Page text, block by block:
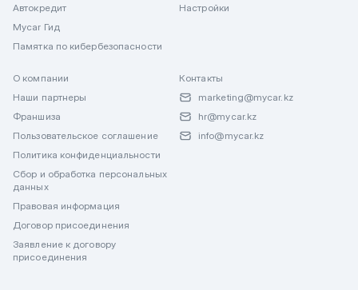
Автокредит
Mycar Гид
Памятка по кибербезопасности
Настройки
О компании
Наши партнеры
Франшиза
Пользовательское соглашение
Политика конфиденциальности
Сбор и обработка персональных
данных
Правовая информация
Договор присоединения
Заявление к договору
присоединения
Контакты
marketing@mycar.kz
hr@mycar.kz
info@mycar.kz